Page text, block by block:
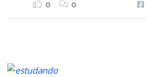
0 0